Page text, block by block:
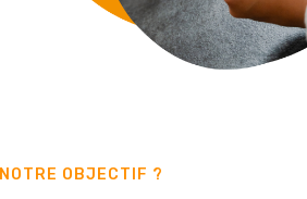
NOTRE OBJECTIF ?